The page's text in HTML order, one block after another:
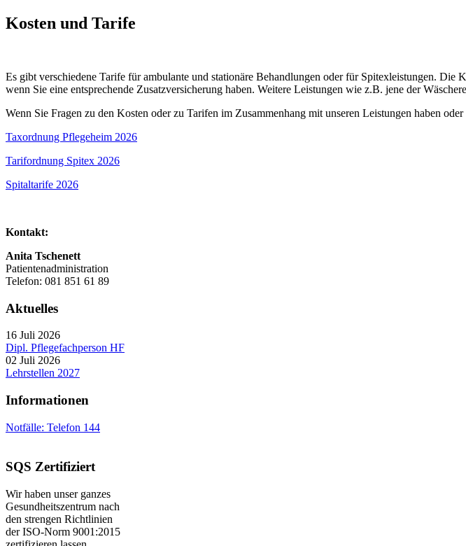
Kosten und Tarife
Es gibt verschiedene Tarife für ambulante und stationäre Behandlungen oder für Spitexleistungen.
wenn Sie eine entsprechende Zusatzversicherung haben. Weitere Leistungen wie z.B. jene der
Wenn Sie Fragen zu den Kosten oder zu Tarifen im Zusammenhang mit unseren Leistungen haben
Taxordnung Pflegeheim 2026
Tarifordnung Spitex 2026
Spitaltarife 2026
Kontakt:
Anita Tschenett
Patientenadministration
Telefon: 081 851 61 89
Aktuelles
16 Juli 2026
Dipl. Pflegefachperson HF
02 Juli 2026
Lehrstellen 2027
Informationen
Notfälle: Telefon 144
SQS Zertifiziert
Wir haben unser ganzes
Gesundheitszentrum nach
den strengen Richtlinien
der ISO-Norm 9001:2015